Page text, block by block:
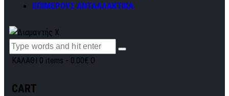
ΕΠΙΜΕΡΟΥΣ ΑΝΤΑΛΛΑΚΤΙΚΑ
ΚΑΛΑΘΙ 0 items - 0.00€ 0
CART